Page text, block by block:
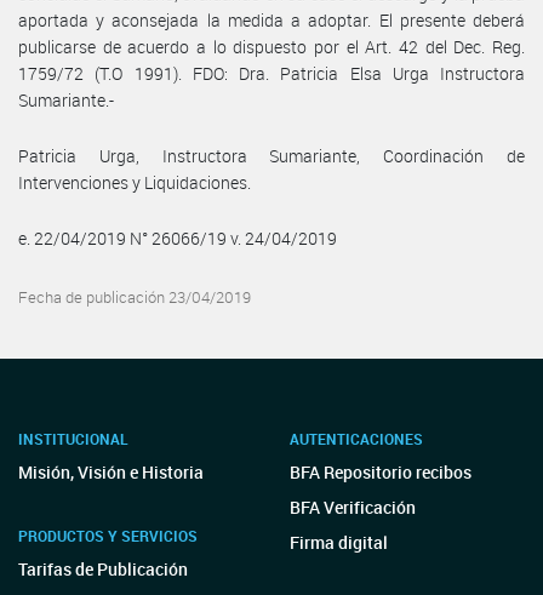
aportada y aconsejada la medida a adoptar. El presente deberá
publicarse de acuerdo a lo dispuesto por el Art. 42 del Dec. Reg.
1759/72 (T.O 1991). FDO: Dra. Patricia Elsa Urga Instructora
Sumariante.-
Patricia Urga, Instructora Sumariante, Coordinación de
Intervenciones y Liquidaciones.
e. 22/04/2019 N° 26066/19 v. 24/04/2019
Fecha de publicación 23/04/2019
INSTITUCIONAL
Misión, Visión e Historia
PRODUCTOS Y SERVICIOS
Tarifas de Publicación
AUTENTICACIONES
BFA Repositorio recibos
BFA Verificación
Firma digital